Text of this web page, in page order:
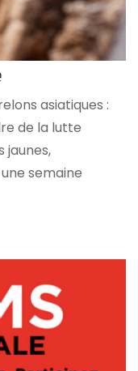
asiatiques :
de la lutte
jaunes,
semaine